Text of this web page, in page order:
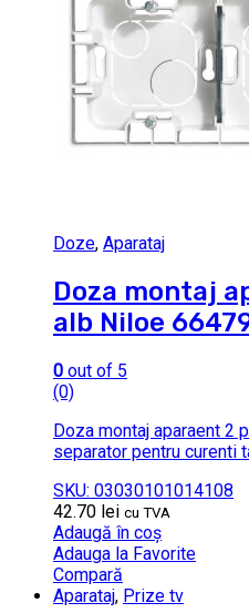
Doze, Aparataj
Doza montaj
alb Niloe
0 out of 5
(0)
Doza montaj aparaent 2
separator pentru curenti
SKU: 03030101014108
42.70 lei cu TVA
Adaugă în coș
Adauga la Favorite
Compară
Aparataj, Prize tv